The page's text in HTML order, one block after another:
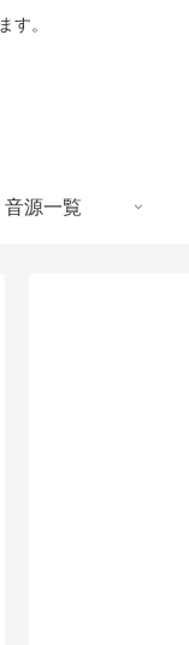
す。
音源一覧